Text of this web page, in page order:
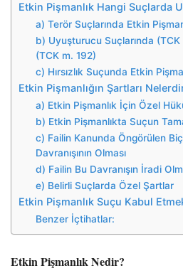
Etkin Pişmanlık Hangi Suçlarda
a) Terör Suçlarında Etkin
b) Uyuşturucu Suçlarında (TCK
(TCK m. 192)
c) Hırsızlık Suçunda Etkin
Etkin Pişmanlığın Şartları
a) Etkin Pişmanlık İçin Özel
b) Etkin Pişmanlıkta Suçun
c) Failin Kanunda Öngörülen
Davranışının Olması
d) Failin Bu Davranışın İradi
e) Belirli Suçlarda Özel Şartlar
Etkin Pişmanlık Suçu Kabul
Benzer İçtihatlar:
Etkin Pişmanlık Nedir?